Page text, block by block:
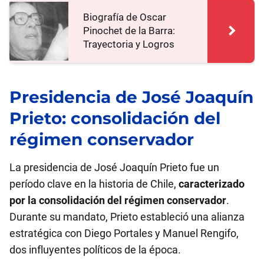
Biografía de Oscar
Pinochet de la Barra:
Trayectoria y Logros
Presidencia de José Joaquín
Prieto: consolidación del
régimen conservador
La presidencia de José Joaquín Prieto fue un
período clave en la historia de Chile, caracterizado
por la consolidación del régimen conservador.
Durante su mandato, Prieto estableció una alianza
estratégica con Diego Portales y Manuel Rengifo,
dos influyentes políticos de la época.